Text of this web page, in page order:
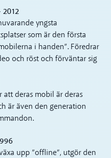
2012
yngsta
som är den första
i handen”. Föredrar
och röst och förväntar sig
att deras mobil är deras
är även den generation
upp ”offline”, utgör den